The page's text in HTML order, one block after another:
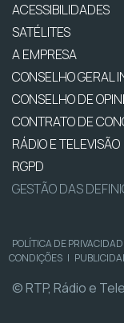
ACESSIBILIDADES
SATÉLITES
A EMPRESA
CONSELHO GERAL
CONSELHO DE
CONTRATO DE
RÁDIO E TELEVISÃO
RGPD
GESTÃO DAS
POLÍTICA DE
CONDIÇÕES |
© RTP, Rádio e